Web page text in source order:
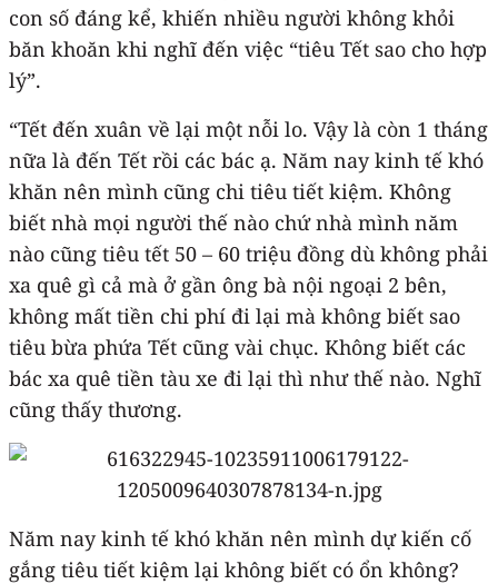
con số đáng kể, khiến nhiều người không khỏi
băn khoăn khi nghĩ đến việc “tiêu Tết sao cho hợp
lý”.
“Tết đến xuân về lại một nỗi lo. Vậy là còn 1 tháng
nữa là đến Tết rồi các bác ạ. Năm nay kinh tế khó
khăn nên mình cũng chi tiêu tiết kiệm. Không
biết nhà mọi người thế nào chứ nhà mình năm
nào cũng tiêu tết 50 – 60 triệu đồng dù không phải
xa quê gì cả mà ở gần ông bà nội ngoại 2 bên,
không mất tiền chi phí đi lại mà không biết sao
tiêu bừa phứa Tết cũng vài chục. Không biết các
bác xa quê tiền tàu xe đi lại thì như thế nào. Nghĩ
cũng thấy thương.
Năm nay kinh tế khó khăn nên mình dự kiến cố
gắng tiêu tiết kiệm lại không biết có ổn không?